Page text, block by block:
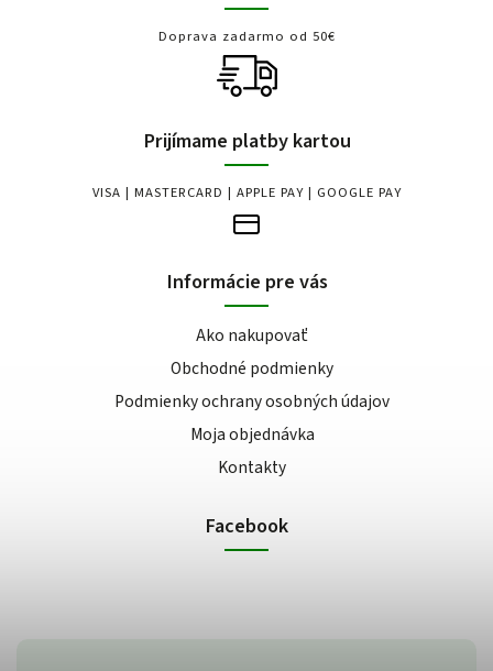
Doprava zadarmo od 50€
Prijímame platby kartou
VISA | MASTERCARD | APPLE PAY | GOOGLE PAY
Informácie pre vás
Ako nakupovať
Obchodné podmienky
Podmienky ochrany osobných údajov
Moja objednávka
Kontakty
Facebook